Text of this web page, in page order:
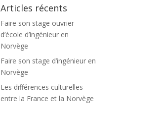
Articles récents
Faire son stage ouvrier
d’école d’ingénieur en
Norvège
Faire son stage d’ingénieur en
Norvège
Les différences culturelles
entre la France et la Norvège